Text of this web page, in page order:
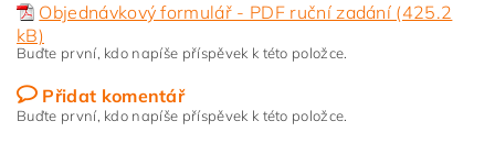
Objednávkový formulář - PDF ruční zadání (425.2
kB)
Buďte první, kdo napíše příspěvek k této položce.
Přidat komentář
Buďte první, kdo napíše příspěvek k této položce.